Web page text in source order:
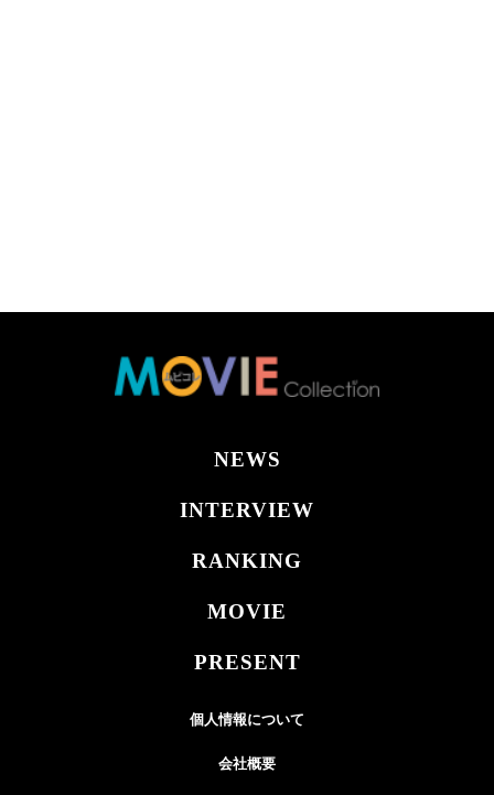
NEWS
INTERVIEW
RANKING
MOVIE
PRESENT
個人情報について
会社概要